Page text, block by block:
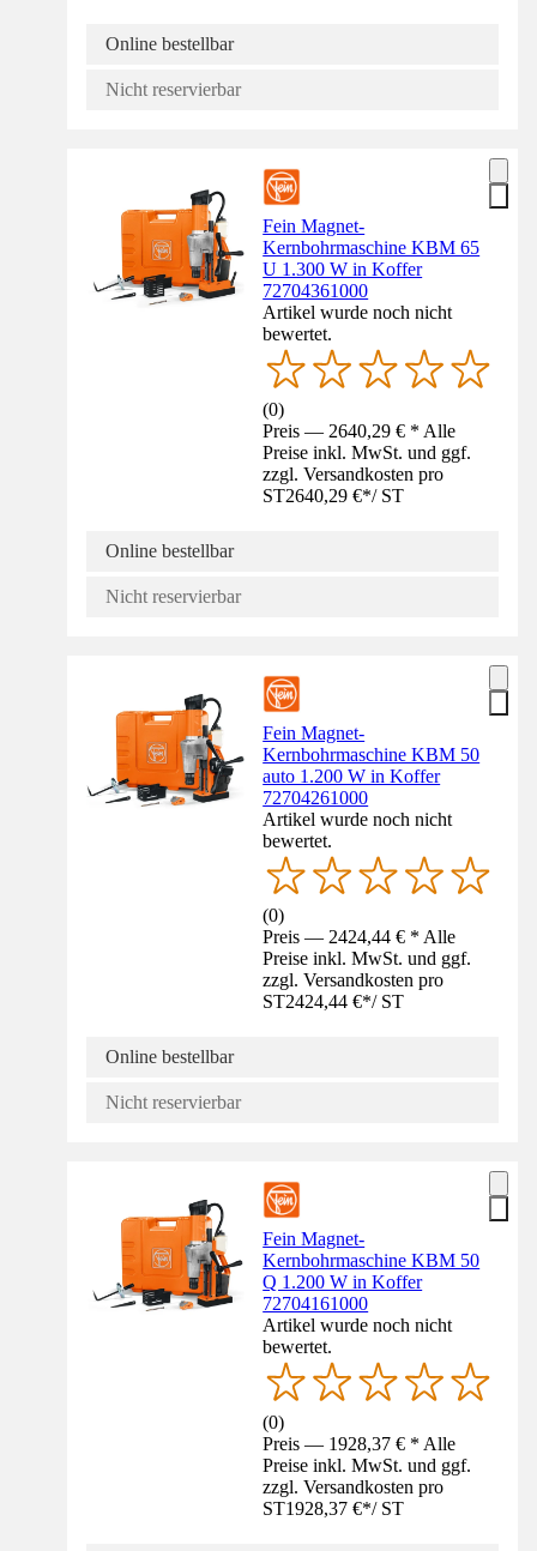
Online bestellbar
Nicht reservierbar
Fein Magnet-
Kernbohrmaschine KBM 65
U 1.300 W in Koffer
72704361000
Artikel wurde noch nicht
bewertet.
(0)
Preis — 2640,29 € * Alle
Preise inkl. MwSt. und ggf.
zzgl. Versandkosten pro
ST2640,29 €*/ ST
Online bestellbar
Nicht reservierbar
Fein Magnet-
Kernbohrmaschine KBM 50
auto 1.200 W in Koffer
72704261000
Artikel wurde noch nicht
bewertet.
(0)
Preis — 2424,44 € * Alle
Preise inkl. MwSt. und ggf.
zzgl. Versandkosten pro
ST2424,44 €*/ ST
Online bestellbar
Nicht reservierbar
Fein Magnet-
Kernbohrmaschine KBM 50
Q 1.200 W in Koffer
72704161000
Artikel wurde noch nicht
bewertet.
(0)
Preis — 1928,37 € * Alle
Preise inkl. MwSt. und ggf.
zzgl. Versandkosten pro
ST1928,37 €*/ ST